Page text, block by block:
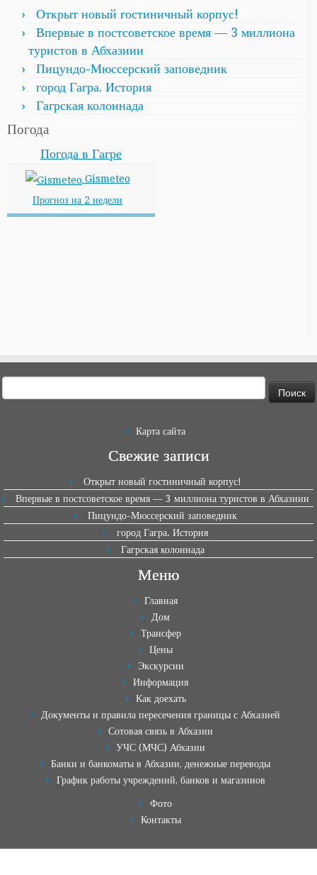
Открыт новый гостиничный корпус!
Впервые в постсоветское время — 3 миллиона
туристов в Абхазиии
Пицундо-Мюссерский заповедник
город Гагра. История
Гагрская колоннада
Погода
Погода в Гагре
Gismeteo
Прогноз на 2 недели
Карта сайта
Свежие записи
Открыт новый гостиничный корпус!
Впервые в постсоветское время — 3 миллиона туристов в Абхазиии
Пицундо-Мюссерский заповедник
город Гагра. История
Гагрская колоннада
Меню
Главная
Дом
Трансфер
Цены
Экскурсии
Информация
Как доехать
Документы и правила пересечения границы с Абхазией
Сотовая связь в Абхазии
УЧС (МЧС) Абхазии
Банки и банкоматы в Абхазии, денежные переводы
График работы учреждений, банков и магазинов
Фото
Контакты